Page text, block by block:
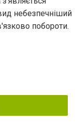
небезпечніший
побороти.